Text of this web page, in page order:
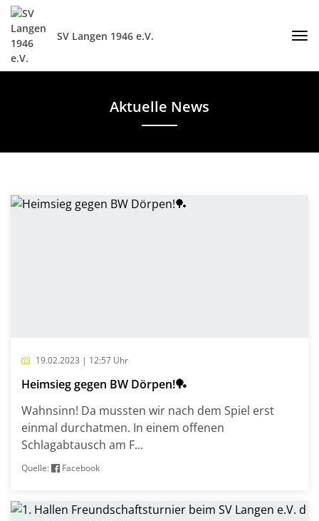
SV Langen 1946 e.V.
Aktuelle News
19.02.2023 | 12:57 Uhr
Heimsieg gegen BW Dörpen!🏓
Wahnsinn! Da mussten wir nach dem Spiel erst
einmal durchatmen. In einem offenen
Schlagabtausch am F...
Quelle: Facebook